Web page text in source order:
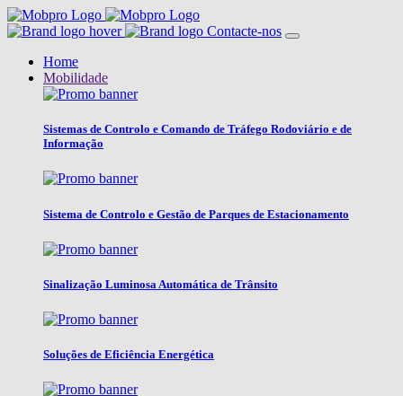
Contacte-nos
Home
Mobilidade
Sistemas de Controlo e Comando de Tráfego Rodoviário e de
Informação
Sistema de Controlo e Gestão de Parques de Estacionamento
Sinalização Luminosa Automática de Trânsito
Soluções de Eficiência Energética